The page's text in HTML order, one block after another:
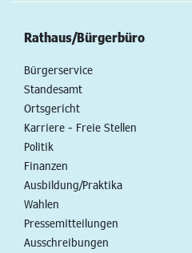
Rathaus/Bürgerbüro
Bürgerservice
Standesamt
Ortsgericht
Karriere - Freie Stellen
Politik
Finanzen
Ausbildung/Praktika
Wahlen
Pressemitteilungen
Ausschreibungen